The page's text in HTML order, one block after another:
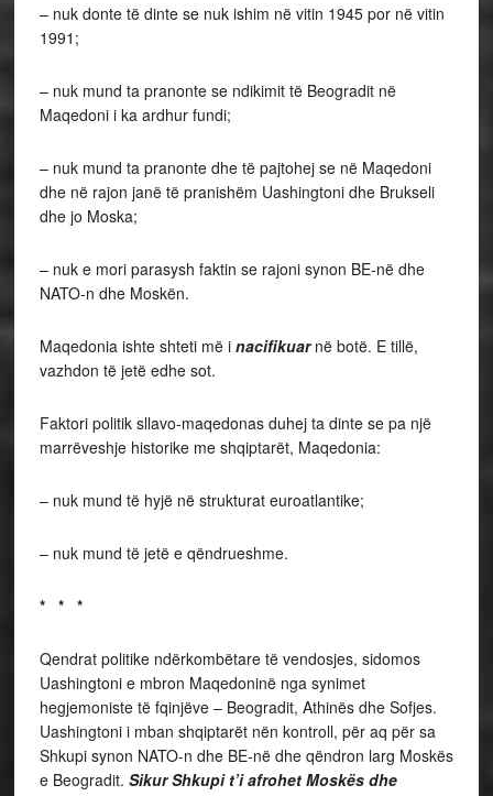
– nuk donte të dinte se nuk ishim në vitin 1945 por në vitin
1991;
– nuk mund ta pranonte se ndikimit të Beogradit në
Maqedoni i ka ardhur fundi;
– nuk mund ta pranonte dhe të pajtohej se në Maqedoni
dhe në rajon janë të pranishëm Uashingtoni dhe Brukseli
dhe jo Moska;
– nuk e mori parasysh faktin se rajoni synon BE-në dhe
NATO-n dhe Moskën.
Maqedonia ishte shteti më i nacifikuarnë botë. E tillë,
vazhdon të jetë edhe sot.
Faktori politik sllavo-maqedonas duhej ta dinte se pa një
marrëveshje historike me shqiptarët, Maqedonia:
– nuk mund të hyjë në strukturat euroatlantike;
– nuk mund të jetë e qëndrueshme.
* * *
Qendrat politike ndërkombëtare të vendosjes, sidomos
Uashingtoni e mbron Maqedoninë nga synimet
hegjemoniste të fqinjëve – Beogradit, Athinës dhe Sofjes.
Uashingtoni i mban shqiptarët nën kontroll, për aq për sa
Shkupi synon NATO-n dhe BE-në dhe qëndron larg Moskës
e Beogradit. Sikur Shkupi t’i afrohet Moskës dhe